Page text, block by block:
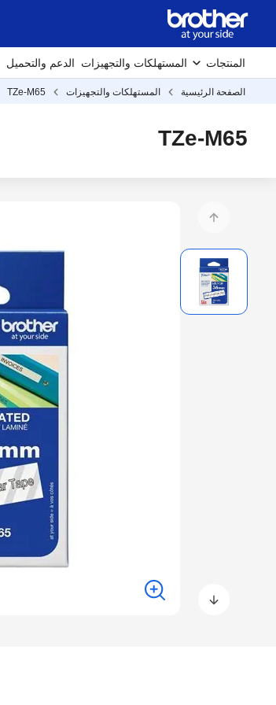
المنتجات المستهلكات والتجهيزات الدعم والتحميل
الصفحة الرئيسية المستهلكات والتجهيزات TZe-M65
TZe-M65